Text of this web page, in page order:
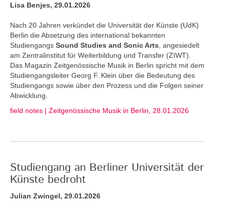
Lisa Benjes, 29.01.2026
Nach 20 Jahren verkündet die Universität der Künste (UdK)
Berlin die Absetzung des international bekannten
Studiengangs Sound Studies and Sonic Arts , angesiedelt
am Zentralinstitut für Weiterbildung und Transfer (ZIWT).
Das Magazin Zeitgenössische Musik in Berlin spricht mit dem
Studiengangsleiter Georg F. Klein über die Bedeutung des
Studiengangs sowie über den Prozess und die Folgen seiner
Abwicklung.
field notes | Zeitgenössische Musik in Berlin, 28.01.2026
Studiengang an Berliner Universität der
Künste bedroht
Julian Zwingel, 29.01.2026